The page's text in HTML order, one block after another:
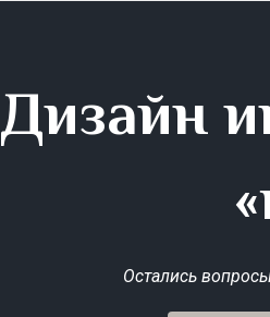
Дизайн
Остались